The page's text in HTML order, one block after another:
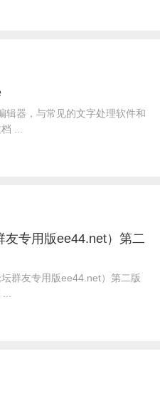
辑器，与常见的文字处理软件和
...
专用版ee44.net）第二
群友专用版ee44.net）第二版